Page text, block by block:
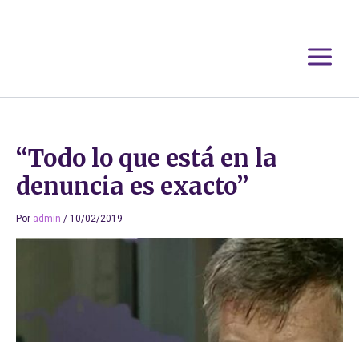
“Todo lo que está en la
denuncia es exacto”
Por admin / 10/02/2019